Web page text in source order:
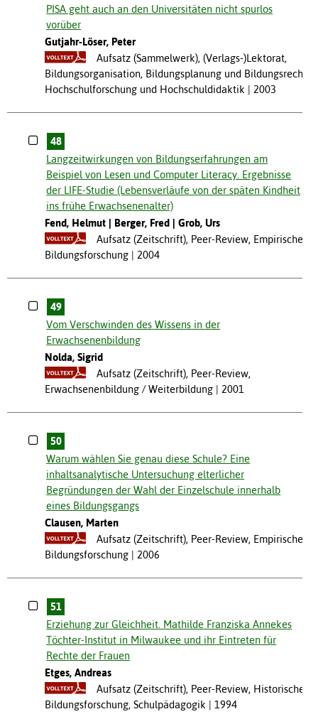
PISA geht auch an den Universitäten nicht spurlos
vorüber
Gutjahr-Löser, Peter
Aufsatz (Sammelwerk), (Verlags-)Lektorat,
Bildungsorganisation, Bildungsplanung und Bildungsrecht,
Hochschulforschung und Hochschuldidaktik
2003
48
Langzeitwirkungen von Bildungserfahrungen am
Beispiel von Lesen und Computer Literacy. Ergebnisse
der LIFE-Studie (Lebensverläufe von der späten Kindheit
ins frühe Erwachsenenalter)
Fend, Helmut
Berger, Fred
Grob, Urs
Aufsatz (Zeitschrift), Peer-Review, Empirische
Bildungsforschung
2004
49
Vom Verschwinden des Wissens in der
Erwachsenenbildung
Nolda, Sigrid
Aufsatz (Zeitschrift), Peer-Review,
Erwachsenenbildung / Weiterbildung
2001
50
Warum wählen Sie genau diese Schule? Eine
inhaltsanalytische Untersuchung elterlicher
Begründungen der Wahl der Einzelschule innerhalb
eines Bildungsgangs
Clausen, Marten
Aufsatz (Zeitschrift), Peer-Review, Empirische
Bildungsforschung
2006
51
Erziehung zur Gleichheit. Mathilde Franziska Annekes
Töchter-Institut in Milwaukee und ihr Eintreten für
Rechte der Frauen
Etges, Andreas
Aufsatz (Zeitschrift), Peer-Review, Historische
Bildungsforschung, Schulpädagogik
1994